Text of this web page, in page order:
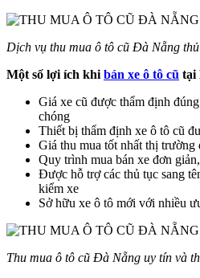
Dịch vụ thu mua ô tô cũ Đà Nẵng
Một số lợi ích khi bán xe ô tô cũ tại
Giá xe cũ được thẩm định
chóng
Thiết bị thẩm định xe ô tô cũ
Giá thu mua tốt nhất thị trường
Quy trình mua bán xe đơn
Được hỗ trợ các thủ tục sang
kiểm xe
Sở hữu xe ô tô mới với nhiều
Thu mua ô tô cũ Đà Nẵng uy tín và